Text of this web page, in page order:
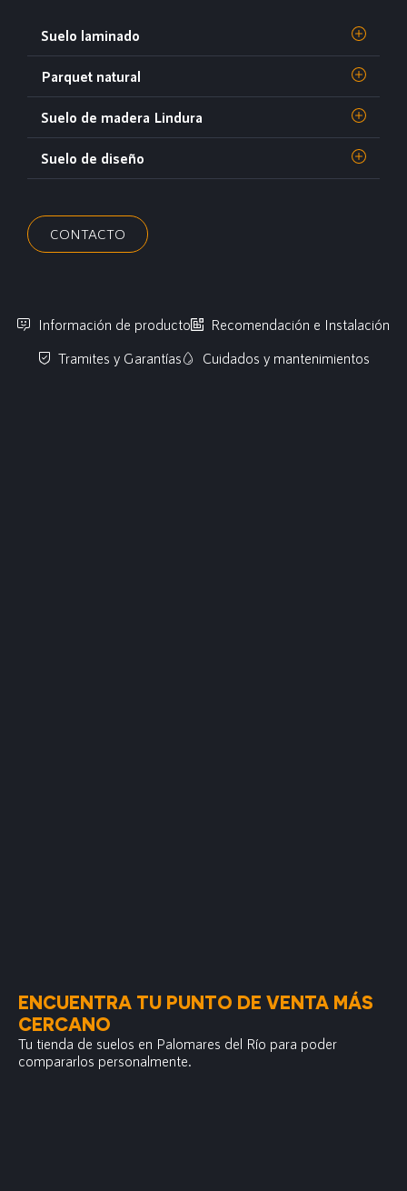
Suelo laminado
Parquet natural
Suelo de madera Lindura
Suelo de diseño
CONTACTO
Información de producto
Recomendación e Instalación
Tramites y Garantías
Cuidados y mantenimientos
ENCUENTRA TU PUNTO DE VENTA MÁS
CERCANO
Tu tienda de suelos en Palomares del Río para poder
compararlos personalmente.